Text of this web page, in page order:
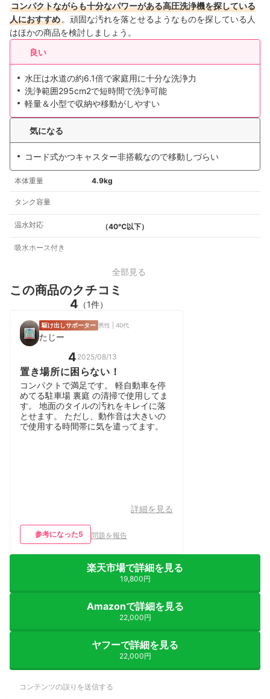
コンパクトながらも十分なパワーがある高圧洗浄機を探している
人におすすめ 。頑固な汚れを落とせるようなものを探している人
はほかの商品を検討しましょう。
良い
水圧は水道の約6.1倍で家庭用に十分な洗浄力
洗浄範囲295cm2で短時間で洗浄可能
軽量＆小型で収納や移動がしやすい
気になる
コード式かつキャスター非搭載なので移動しづらい
本体重量 4.9kg
タンク容量
温水対応 （40℃以下）
吸水ホース付き
全部見る
この商品のクチコミ
4 （1件）
駆け出しサポーター 男性 | 40代
たじー
4 2025/08/13
置き場所に困らない！
コンパクトで満足です。 軽自動車を停
めてる駐車場 裏庭 の清掃で使用してま
す。 地面のタイルの汚れをキレイに落
とせます。 ただし、動作音は大きいの
で使用する時間帯に気を遣ってます。
詳細を見る
参考になった5 問題を報告
楽天市場で詳細を見る
19,800円
Amazonで詳細を見る
22,000円
ヤフーで詳細を見る
22,000円
コンテンツの誤りを送信する